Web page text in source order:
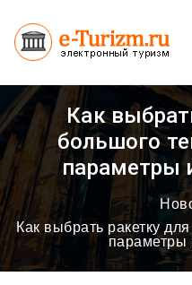
Как
большого
параметры
Как выбрать ракетку
параметры